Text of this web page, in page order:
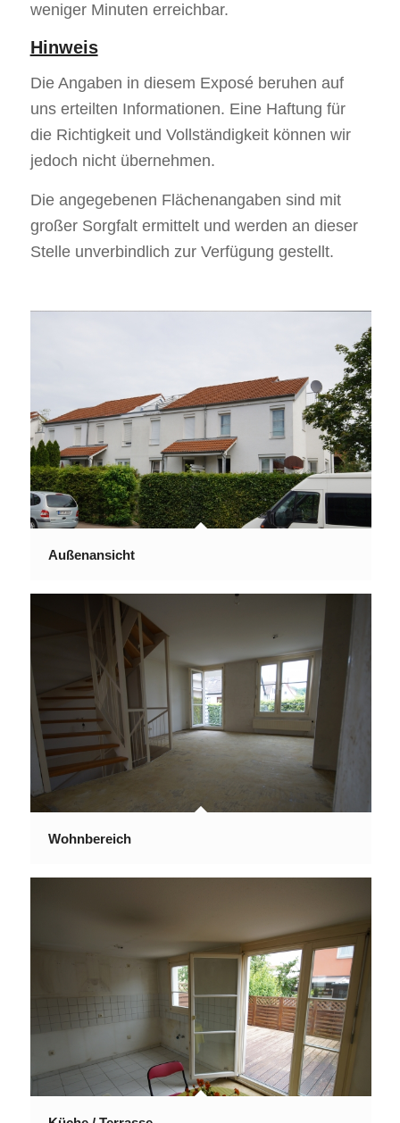
weniger Minuten erreichbar.
Hinweis
Die Angaben in diesem Exposé beruhen auf
uns erteilten Informationen. Eine Haftung für
die Richtigkeit und Vollständigkeit können wir
jedoch nicht übernehmen.
Die angegebenen Flächenangaben sind mit
großer Sorgfalt ermittelt und werden an dieser
Stelle unverbindlich zur Verfügung gestellt.
Außenansicht
Wohnbereich